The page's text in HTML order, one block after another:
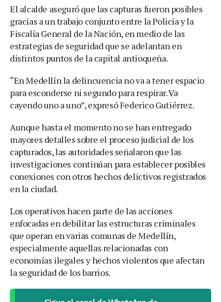
El alcalde aseguró que las capturas fueron posibles
gracias a un trabajo conjunto entre la Policía y la
Fiscalía General de la Nación, en medio de las
estrategias de seguridad que se adelantan en
distintos puntos de la capital antioqueña.
“En Medellín la delincuencia no va a tener espacio
para esconderse ni segundo para respirar. Va
cayendo uno a uno”, expresó Federico Gutiérrez.
Aunque hasta el momento no se han entregado
mayores detalles sobre el proceso judicial de los
capturados, las autoridades señalaron que las
investigaciones continúan para establecer posibles
conexiones con otros hechos delictivos registrados
en la ciudad.
Los operativos hacen parte de las acciones
enfocadas en debilitar las estructuras criminales
que operan en varias comunas de Medellín,
especialmente aquellas relacionadas con
economías ilegales y hechos violentos que afectan
la seguridad de los barrios.